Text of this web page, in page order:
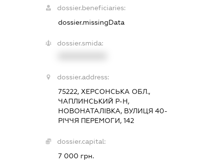
dossier.beneficiaries:
dossier.missingData
dossier.smida:
dossier.address:
75222, ХЕРСОНСЬКА ОБЛ.,
ЧАПЛИНСЬКИЙ Р-Н,
НОВОНАТАЛІВКА, ВУЛИЦЯ 40-
РІЧЧЯ ПЕРЕМОГИ, 142
dossier.capital:
7 000 грн.